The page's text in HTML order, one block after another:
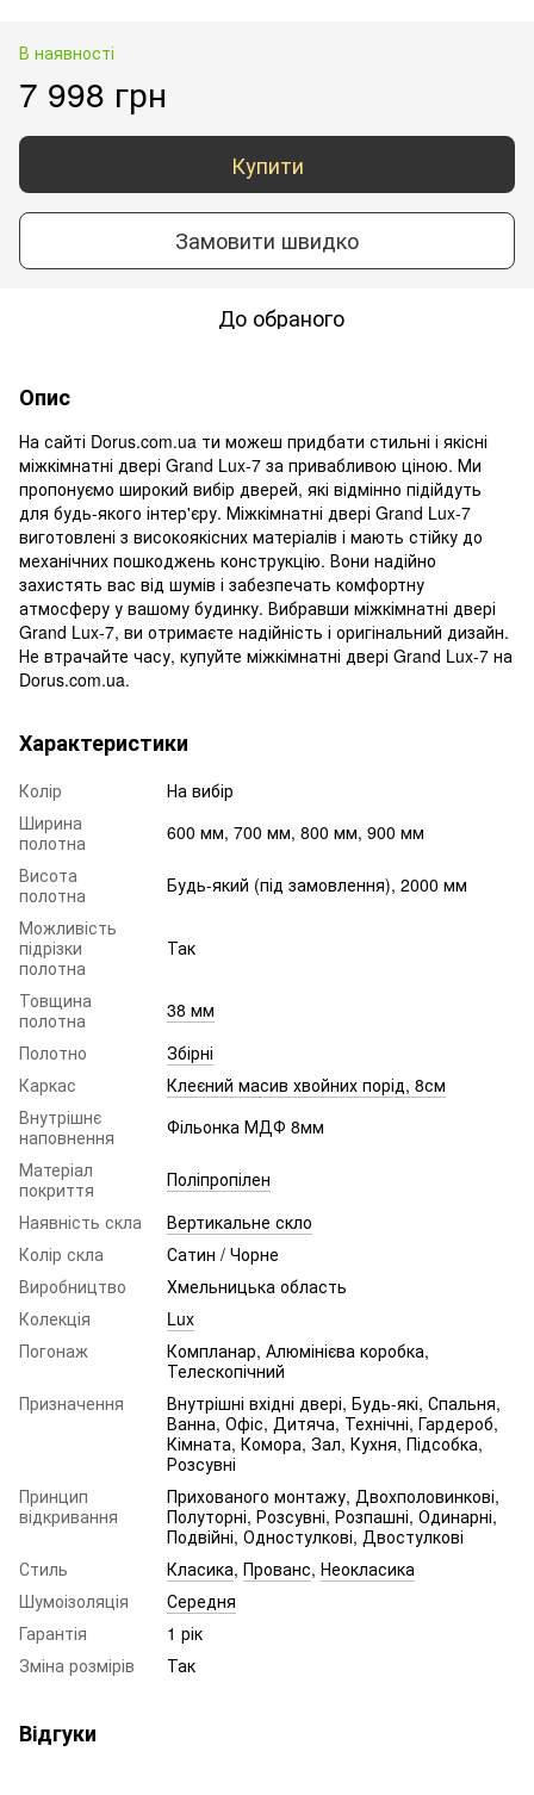
В наявності
7 998 грн
Купити
Замовити швидко
До обраного
Опис
На сайті Dorus.com.ua ти можеш придбати стильні і якісні
міжкімнатні двері Grand Lux-7 за привабливою ціною. Ми
пропонуємо широкий вибір дверей, які відмінно підійдуть
для будь-якого інтер'єру. Міжкімнатні двері Grand Lux-7
виготовлені з високоякісних матеріалів і мають стійку до
механічних пошкоджень конструкцію. Вони надійно
захистять вас від шумів і забезпечать комфортну
атмосферу у вашому будинку. Вибравши міжкімнатні двері
Grand Lux-7, ви отримаєте надійність і оригінальний дизайн.
Не втрачайте часу, купуйте міжкімнатні двері Grand Lux-7 на
Dorus.com.ua.
Характеристики
Колір
На вибір
Ширина
полотна
600 мм, 700 мм, 800 мм, 900 мм
Висота
полотна
Будь-який (під замовлення), 2000 мм
Можливість
підрізки
полотна
Так
Товщина
полотна
38 мм
Полотно
Збірні
Каркас
Клеєний масив хвойних порід, 8см
Внутрішнє
наповнення
Фільонка МДФ 8мм
Матеріал
покриття
Поліпропілен
Наявність скла
Вертикальне скло
Колір скла
Сатин / Чорне
Виробництво
Хмельницька область
Колекція
Lux
Погонаж
Компланар, Алюмінієва коробка,
Телескопічний
Призначення
Внутрішні вхідні двері, Будь-які, Спальня,
Ванна, Офіс, Дитяча, Технічні, Гардероб,
Кімната, Комора, Зал, Кухня, Підсобка,
Розсувні
Принцип
відкривання
Прихованого монтажу, Двохполовинкові,
Полуторні, Розсувні, Розпашні, Одинарні,
Подвійні, Одностулкові, Двостулкові
Стиль
Класика, Прованс, Неокласика
Шумоізоляція
Середня
Гарантія
1 рік
Зміна розмірів
Так
Відгуки